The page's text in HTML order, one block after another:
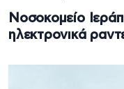
Νοσοκομείο
ηλεκτρονικά